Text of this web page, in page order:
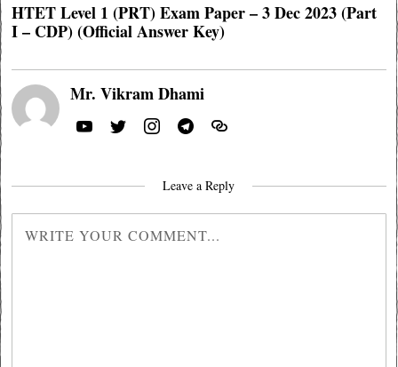
HTET Level 1 (PRT) Exam Paper – 3 Dec 2023 (Part
I – CDP) (Official Answer Key)
Mr. Vikram Dhami
Leave a Reply